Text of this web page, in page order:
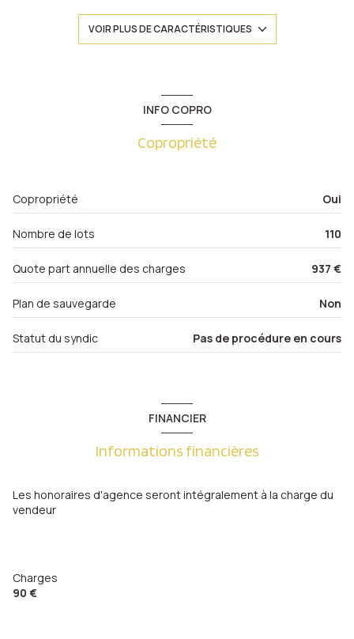
Chauffage individuel : convecteur (electrique)
1er étage
2 étage(s)
cave
VOIR PLUS DE CARACTÉRISTIQUES
INFO COPRO
Copropriété
Copropriété Oui
Nombre de lots 110
Quote part annuelle des charges 937 €
Plan de sauvegarde Non
Statut du syndic Pas de procédure en cours
FINANCIER
Informations financières
Les honoraires d'agence seront intégralement à la charge du
vendeur
Charges
90 €